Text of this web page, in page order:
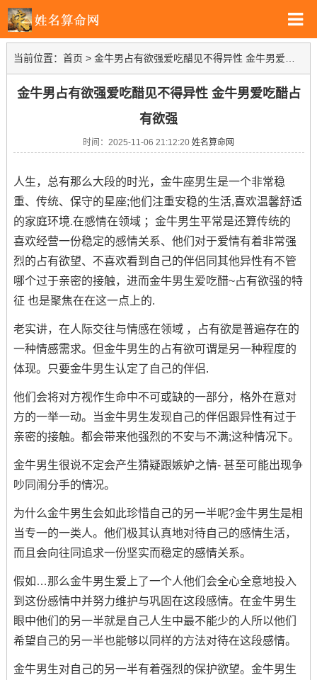
当前位置： 首页 > 金牛男占有欲强爱吃醋见不得异性 金牛男爱吃醋占有欲强
金牛男占有欲强爱吃醋见不得异性 金牛男爱吃醋占
有欲强
时间：2025-11-06 21:12:20 姓名算命网
人生，总有那么大段的时光，金牛座男生是一个非常稳
重、传统、保守的星座;他们注重安稳的生活,喜欢温馨舒适
的家庭环境.在感情在领域 ；金牛男生平常是还算传统的
喜欢经营一份稳定的感情关系、他们对于爱情有着非常强
烈的占有欲望、不喜欢看到自己的伴侣同其他异性有不管
哪个过于亲密的接触，进而金牛男生爱吃醋~占有欲强的特
征 也是聚焦在在这一点上的.
老实讲，在人际交往与情感在领域 ，占有欲是普遍存在的
一种情感需求。但金牛男生的占有欲可谓是另一种程度的
体现。只要金牛男生认定了自己的伴侣.
他们会将对方视作生命中不可或缺的一部分，格外在意对
方的一举一动。当金牛男生发现自己的伴侣跟异性有过于
亲密的接触。都会带来他强烈的不安与不满;这种情况下。
金牛男生很说不定会产生猜疑跟嫉妒之情- 甚至可能出现争
吵同闹分手的情况。
为什么金牛男生会如此珍惜自己的另一半呢?金牛男生是相
当专一的一类人。他们极其认真地对待自己的感情生活，
而且会向往同追求一份坚实而稳定的感情关系。
假如…那么金牛男生爱上了一个人他们会全心全意地投入
到这份感情中并努力维护与巩固在这段感情。在金牛男生
眼中他们的另一半就是自己人生中最不能少的人所以他们
希望自己的另一半也能够以同样的方法对待在这段感情。
金牛男生对自己的另一半有着强烈的保护欲望。金牛男生